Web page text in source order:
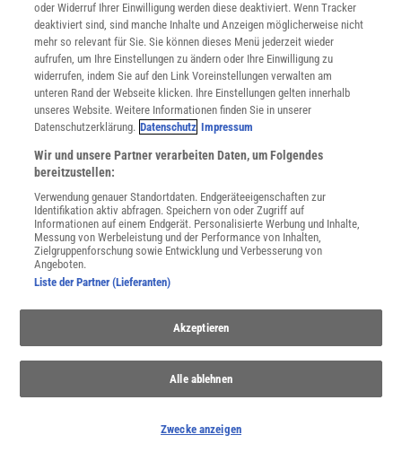
WEITERE NEUERSCHEINUNGEN SPEKTRUM SHOP
Spektrum.de-Newsletter abonnieren
JETZT ANMELDEN!
Sie können unsere Newsletter jederzeit wieder abbestellen. Infos zu unserem Umgang
mit Ihren personenbezogenen Daten finden Sie in unserer
SERVICES
Newsletter
Kontakt
Spektrum Shop
Presse
Verträge kündigen
oder Widerruf Ihrer Einwilligung werden diese deaktiviert. Wenn Tracker
deaktiviert sind, sind manche Inhalte und Anzeigen möglicherweise nicht
mehr so relevant für Sie. Sie können dieses Menü jederzeit wieder
aufrufen, um Ihre Einstellungen zu ändern oder Ihre Einwilligung zu
widerrufen, indem Sie auf den Link Voreinstellungen verwalten am
unteren Rand der Webseite klicken. Ihre Einstellungen gelten innerhalb
unseres Website. Weitere Informationen finden Sie in unserer
Datenschutzerklärung. Datenschutz Impressum
Wir und unsere Partner verarbeiten Daten, um Folgendes
bereitzustellen:
Verwendung genauer Standortdaten. Endgeräteeigenschaften zur
Identifikation aktiv abfragen. Speichern von oder Zugriff auf
Informationen auf einem Endgerät. Personalisierte Werbung und Inhalte,
Messung von Werbeleistung und der Performance von Inhalten,
Zielgruppenforschung sowie Entwicklung und Verbesserung von
Angeboten.
Liste der Partner (Lieferanten)
Akzeptieren
Alle ablehnen
Zwecke anzeigen